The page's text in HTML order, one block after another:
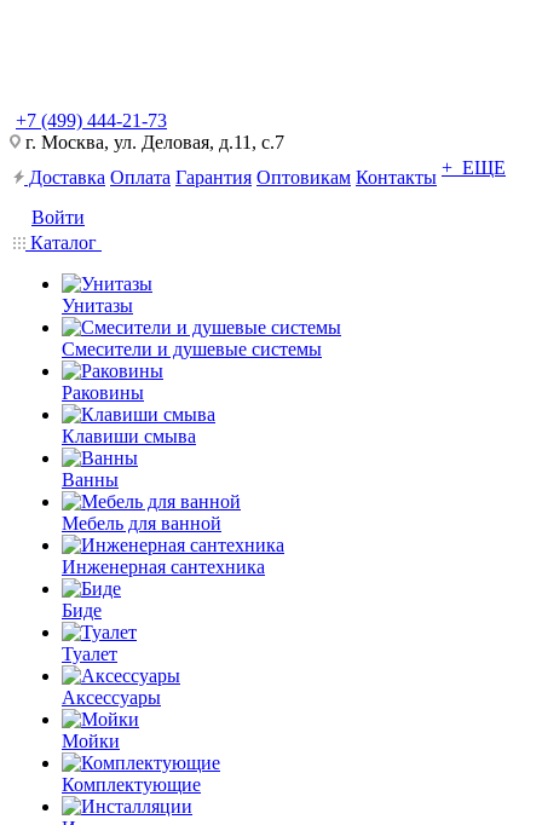
+7 (499) 444-21-73
г. Москва, ул. Деловая, д.11, с.7
Доставка Оплата Гарантия Оптовикам Контакты + ЕЩЕ
Войти
Каталог
Унитазы
Смесители и душевые системы
Раковины
Клавиши смыва
Ванны
Мебель для ванной
Инженерная сантехника
Биде
Туалет
Аксессуары
Мойки
Комплектующие